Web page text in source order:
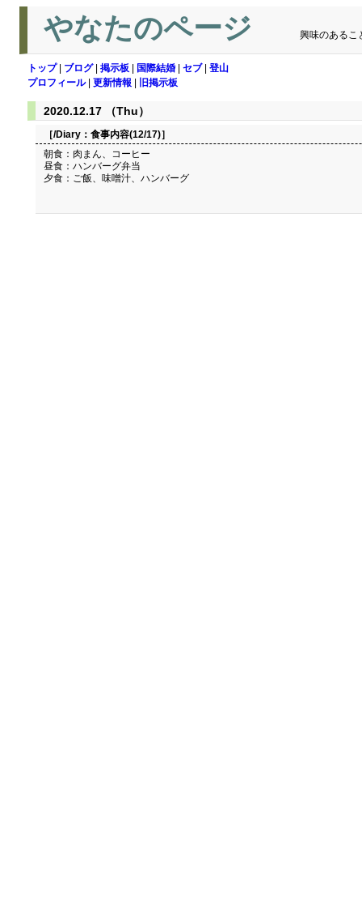
やなたのページ 興味のあるこ
トップ| ブログ| 掲示板 国際結婚 セブ| 登山
プロフィール| 更新情報 旧掲示板
2020.12.17 （Thu）
［/Diary： 食事内容(12/17)］
朝食：肉まん、コーヒー
昼食：ハンバーグ弁当
夕食：ご飯、味噌汁、ハンバーグ